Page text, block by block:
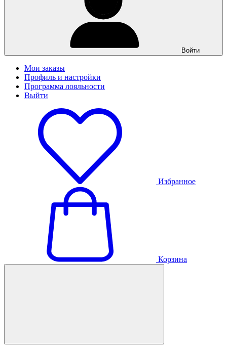
Войти
Мои заказы
Профиль и настройки
Программа лояльности
Выйти
Избранное
Корзина